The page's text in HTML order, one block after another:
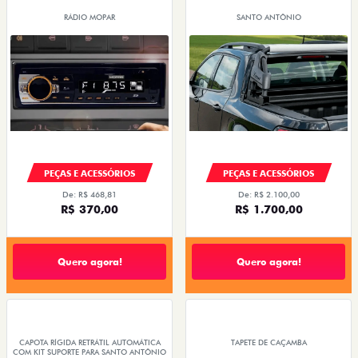
RÁDIO MOPAR
PEÇAS E ACESSÓRIOS
De: R$ 468,81
R$ 370,00
Quero agora!
SANTO ANTÔNIO
PEÇAS E ACESSÓRIOS
De: R$ 2.100,00
R$ 1.700,00
Quero agora!
CAPOTA RÍGIDA RETRÁTIL AUTOMÁTICA
COM KIT SUPORTE PARA SANTO ANTÔNIO
TAPETE DE CAÇAMBA